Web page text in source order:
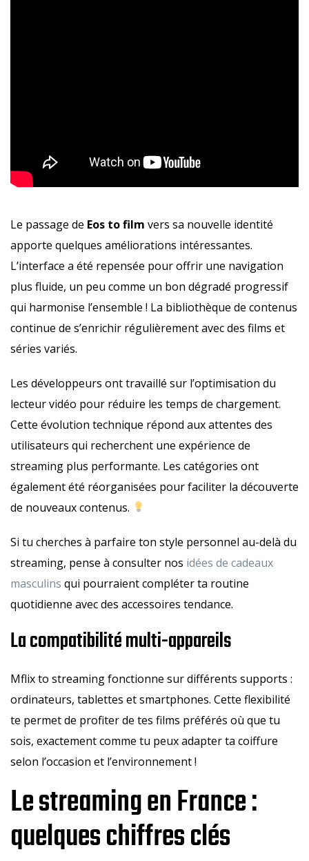
Le passage de Eos to film vers sa nouvelle identité
apporte quelques améliorations intéressantes.
L’interface a été repensée pour offrir une navigation
plus fluide, un peu comme un bon dégradé progressif
qui harmonise l’ensemble ! La bibliothèque de contenus
continue de s’enrichir régulièrement avec des films et
séries variés.
Les développeurs ont travaillé sur l’optimisation du
lecteur vidéo pour réduire les temps de chargement.
Cette évolution technique répond aux attentes des
utilisateurs qui recherchent une expérience de
streaming plus performante. Les catégories ont
également été réorganisées pour faciliter la découverte
de nouveaux contenus.
Si tu cherches à parfaire ton style personnel au-delà du
streaming, pense à consulter nos idées de cadeaux
masculins qui pourraient compléter ta routine
quotidienne avec des accessoires tendance.
La compatibilité multi-appareils
Mflix to streaming fonctionne sur différents supports :
ordinateurs, tablettes et smartphones. Cette flexibilité
te permet de profiter de tes films préférés où que tu
sois, exactement comme tu peux adapter ta coiffure
selon l’occasion et l’environnement !
Le streaming en France :
quelques chiffres clés